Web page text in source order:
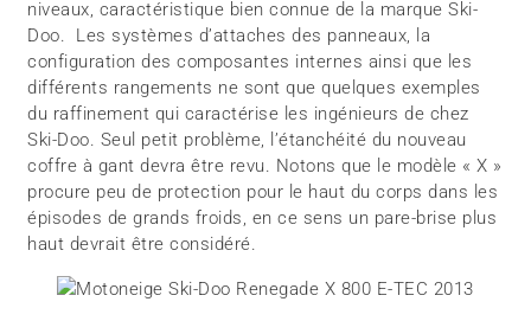
niveaux, caractéristique bien connue de la marque Ski-
Doo. Les systèmes d’attaches des panneaux, la
configuration des composantes internes ainsi que les
différents rangements ne sont que quelques exemples
du raffinement qui caractérise les ingénieurs de chez
Ski-Doo. Seul petit problème, l’étanchéité du nouveau
coffre à gant devra être revu. Notons que le modèle « X »
procure peu de protection pour le haut du corps dans les
épisodes de grands froids, en ce sens un pare-brise plus
haut devrait être considéré.